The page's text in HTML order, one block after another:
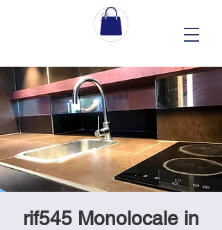
rif545 Monolocale in